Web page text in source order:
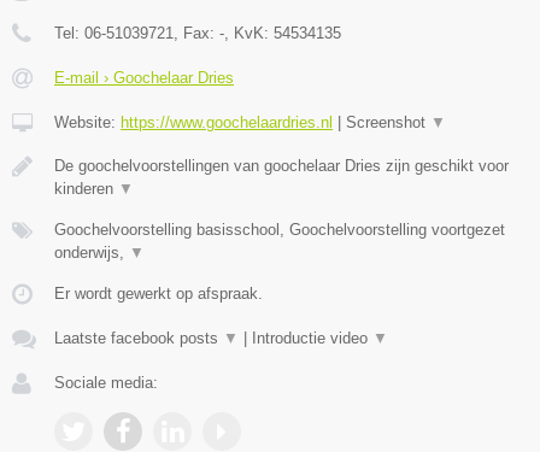
Tel: 06-51039721, Fax: -, KvK: 54534135
E-mail › Goochelaar Dries
Website: https://www.goochelaardries.nl Screenshot ▼
De goochelvoorstellingen van goochelaar Dries zijn geschikt voor
kinderen ▼
Goochelvoorstelling basisschool, Goochelvoorstelling voortgezet
onderwijs, ▼
Er wordt gewerkt op afspraak.
Laatste facebook posts ▼ Introductie video ▼
Sociale media: